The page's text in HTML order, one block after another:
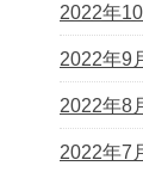
2022年10
2022年9
2022年8
2022年7